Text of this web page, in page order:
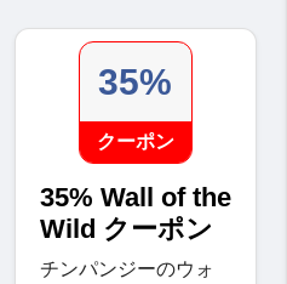
35%
クーポン
35% Wall of the
Wild クーポン
チンパンジーのウォ